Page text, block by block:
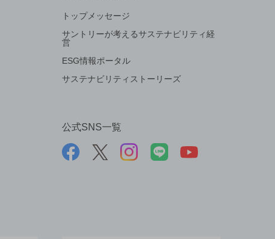
トップメッセージ
サントリーが考えるサステナビリティ経
営
ESG情報ポータル
サステナビリティストーリーズ
公式SNS一覧